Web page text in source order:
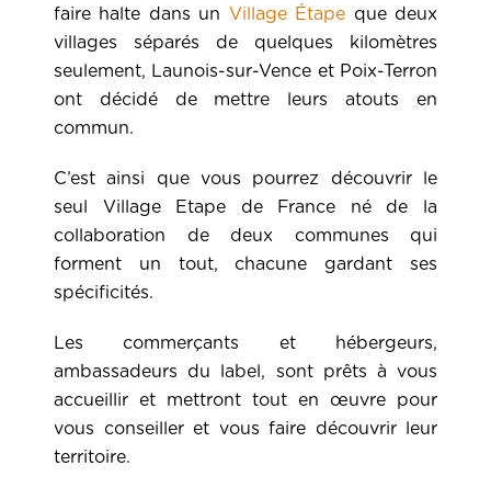
faire halte dans un Village Étape que deux
villages séparés de quelques kilomètres
seulement, Launois-sur-Vence et Poix-Terron
ont décidé de mettre leurs atouts en
commun.
C’est ainsi que vous pourrez découvrir le
seul Village Etape de France né de la
collaboration de deux communes qui
forment un tout, chacune gardant ses
spécificités.
Les commerçants et hébergeurs,
ambassadeurs du label, sont prêts à vous
accueillir et mettront tout en œuvre pour
vous conseiller et vous faire découvrir leur
territoire.